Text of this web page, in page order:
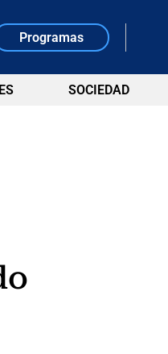
Programas
SOCIEDAD